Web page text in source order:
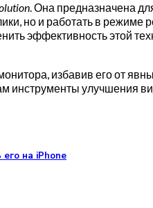
. Она предназначена
но и работать в режиме
эффективность этой
избавив его от
улучшения
на iPhone